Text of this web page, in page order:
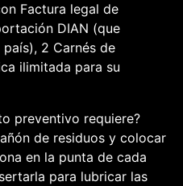
Factura legal de
DIAN (que
2 Carnés de
ilimitada para su
preventivo requiere?
de residuos y colocar
en la punta de cada
para lubricar las